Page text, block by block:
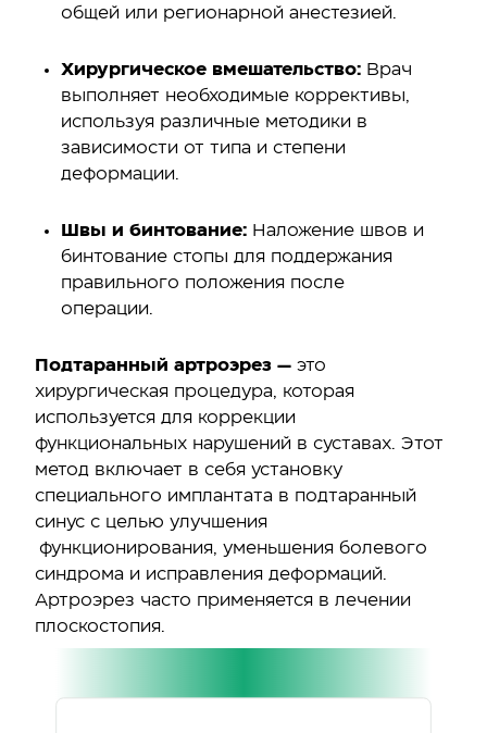
общей или регионарной анестезией.
Хирургическое вмешательство: Врач
выполняет необходимые коррективы,
используя различные методики в
зависимости от типа и степени
деформации.
Швы и бинтование: Наложение швов и
бинтование стопы для поддержания
правильного положения после
операции.
Подтаранный артроэрез — это
хирургическая процедура, которая
используется для коррекции
функциональных нарушений в суставах. Этот
метод включает в себя установку
специального имплантата в подтаранный
синус с целью улучшения
функционирования, уменьшения болевого
синдрома и исправления деформаций.
Артроэрез часто применяется в лечении
плоскостопия.